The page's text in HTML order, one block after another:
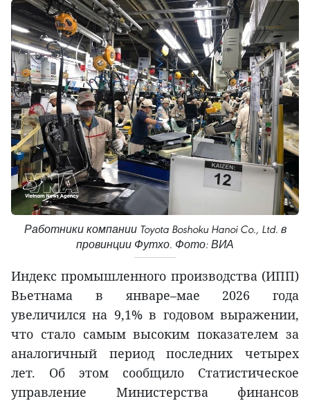
Работники компании Toyota Boshoku Hanoi Co., Ltd. в
провинции Футхо. Фото: ВИА
Индекс промышленного производства (ИПП)
Вьетнама в январе–мае 2026 года
увеличился на 9,1% в годовом выражении,
что стало самым высоким показателем за
аналогичный период последних четырех
лет. Об этом сообщило Статистическое
управление Министерства финансов